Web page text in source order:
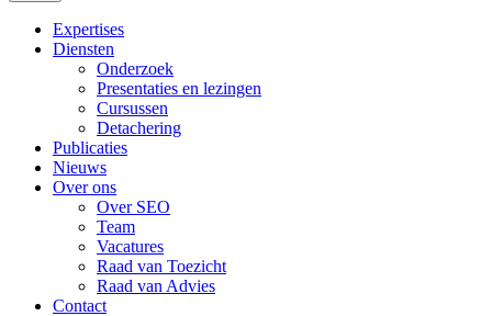
Expertises
Diensten
Onderzoek
Presentaties en lezingen
Cursussen
Detachering
Publicaties
Nieuws
Over ons
Over SEO
Team
Vacatures
Raad van Toezicht
Raad van Advies
Contact